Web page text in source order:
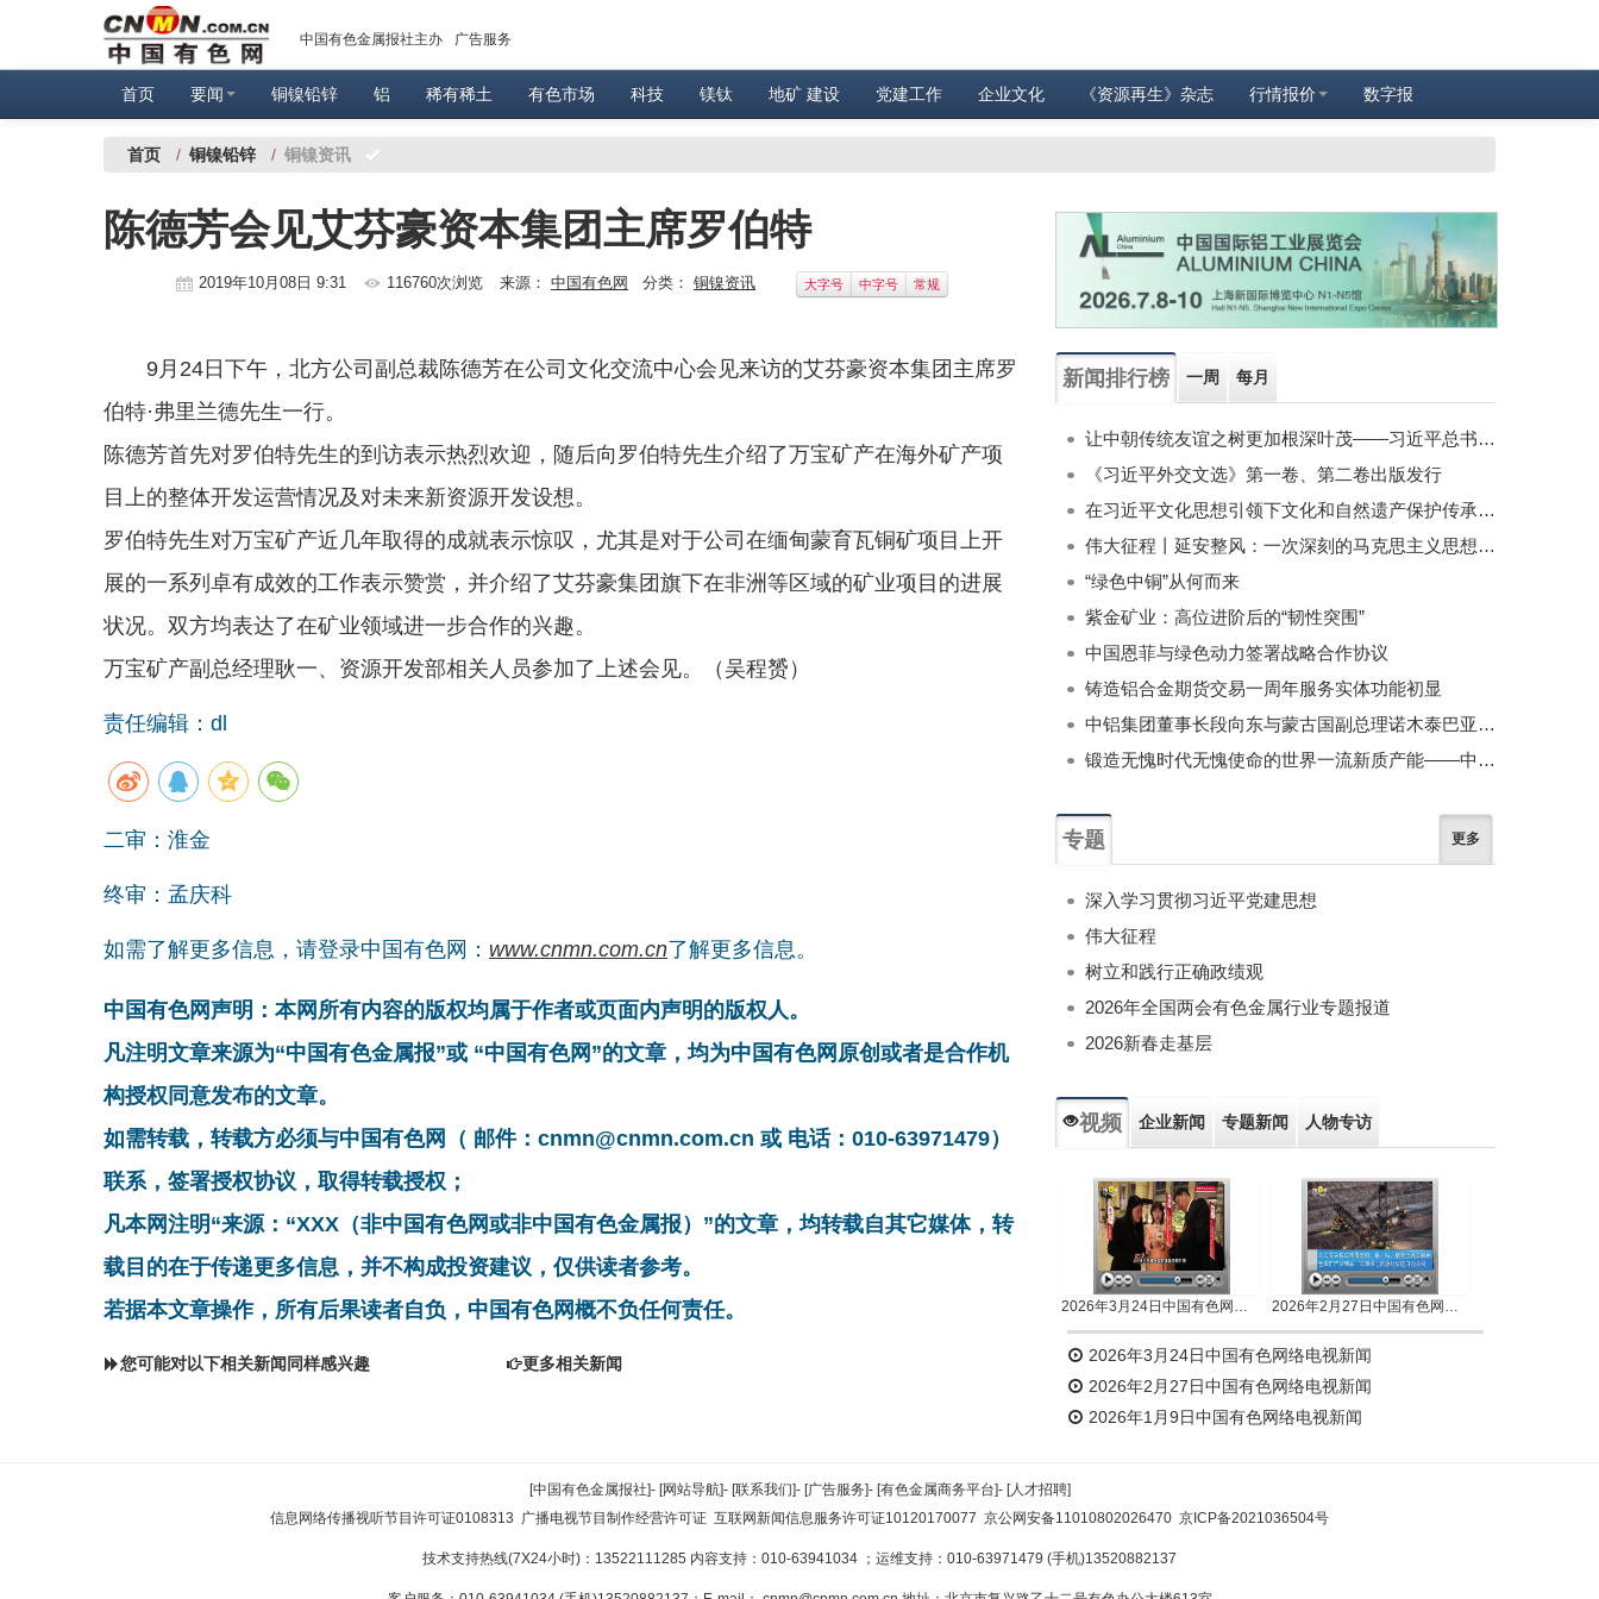
中国有色金属报社主办 广告服务
首页 要闻 铜镍铅锌 铝 稀有稀土 有色市场 科技 镁钛 地矿 建设 党建工作 企业文化 《资源再生》杂志 行情报价 数字报
首页 / 铜镍铅锌 / 铜镍资讯
陈德芳会见艾芬豪资本集团主席罗伯特
2019年10月08日 9:31 116760次浏览 来源： 中国有色网 分类： 铜镍资讯 大字号 中字号 常规
9月24日下午，北方公司副总裁陈德芳在公司文化交流中心会见来访的艾芬豪资本集团主席罗
伯特·弗里兰德先生一行。
陈德芳首先对罗伯特先生的到访表示热烈欢迎，随后向罗伯特先生介绍了万宝矿产在海外矿产项
目上的整体开发运营情况及对未来新资源开发设想。
罗伯特先生对万宝矿产近几年取得的成就表示惊叹，尤其是对于公司在缅甸蒙育瓦铜矿项目上开
展的一系列卓有成效的工作表示赞赏，并介绍了艾芬豪集团旗下在非洲等区域的矿业项目的进展
状况。双方均表达了在矿业领域进一步合作的兴趣。
万宝矿产副总经理耿一、资源开发部相关人员参加了上述会见。（吴程赟）
责任编辑：dl
二审：淮金
终审：孟庆科
如需了解更多信息，请登录中国有色网： www.cnmn.com.cn了解更多信息。
中国有色网声明：本网所有内容的版权均属于作者或页面内声明的版权人。
凡注明文章来源为“中国有色金属报”或 “中国有色网”的文章，均为中国有色网原创或者是合作机
构授权同意发布的文章。
如需转载，转载方必须与中国有色网（ 邮件：cnmn@cnmn.com.cn 或 电话：010-63971479）
联系，签署授权协议，取得转载授权；
凡本网注明“来源：“XXX（非中国有色网或非中国有色金属报）”的文章，均转载自其它媒体，转
载目的在于传递更多信息，并不构成投资建议，仅供读者参考。
若据本文章操作，所有后果读者自负，中国有色网概不负任何责任。
您可能对以下相关新闻同样感兴趣 更多相关新闻
新闻排行榜 一周 每月
让中朝传统友谊之树更加根深叶茂——习近平总书记对朝鲜进行国事访问纪实
《习近平外交文选》第一卷、第二卷出版发行
在习近平文化思想引领下文化和自然遗产保护传承利用工作开创新局面
伟大征程丨延安整风：一次深刻的马克思主义思想教育运动
“绿色中铜”从何而来
紫金矿业：高位进阶后的“韧性突围”
中国恩菲与绿色动力签署战略合作协议
铸造铝合金期货交易一周年服务实体功能初显
中铝集团董事长段向东与蒙古国副总理诺木泰巴亚尔举行会谈
锻造无愧时代无愧使命的世界一流新质产能——中国有色金属工业的战略应对与破局之道（二）
专题 更多
深入学习贯彻习近平党建思想
伟大征程
树立和践行正确政绩观
2026年全国两会有色金属行业专题报道
2026新春走基层
视频 企业新闻 专题新闻 人物专访
2026年3月24日中国有色网络电视新闻 2026年2月27日中国有色网络电视新闻
2026年3月24日中国有色网络电视新闻
2026年2月27日中国有色网络电视新闻
2026年1月9日中国有色网络电视新闻
[中国有色金属报社]- [网站导航]- [联系我们]- [广告服务]- [有色金属商务平台]- [人才招聘]
信息网络传播视听节目许可证0108313 广播电视节目制作经营许可证 互联网新闻信息服务许可证10120170077 京公网安备11010802026470 京ICP备2021036504号
技术支持热线(7X24小时)：13522111285 内容支持：010-63941034 ；运维支持：010-63971479 (手机)13520882137